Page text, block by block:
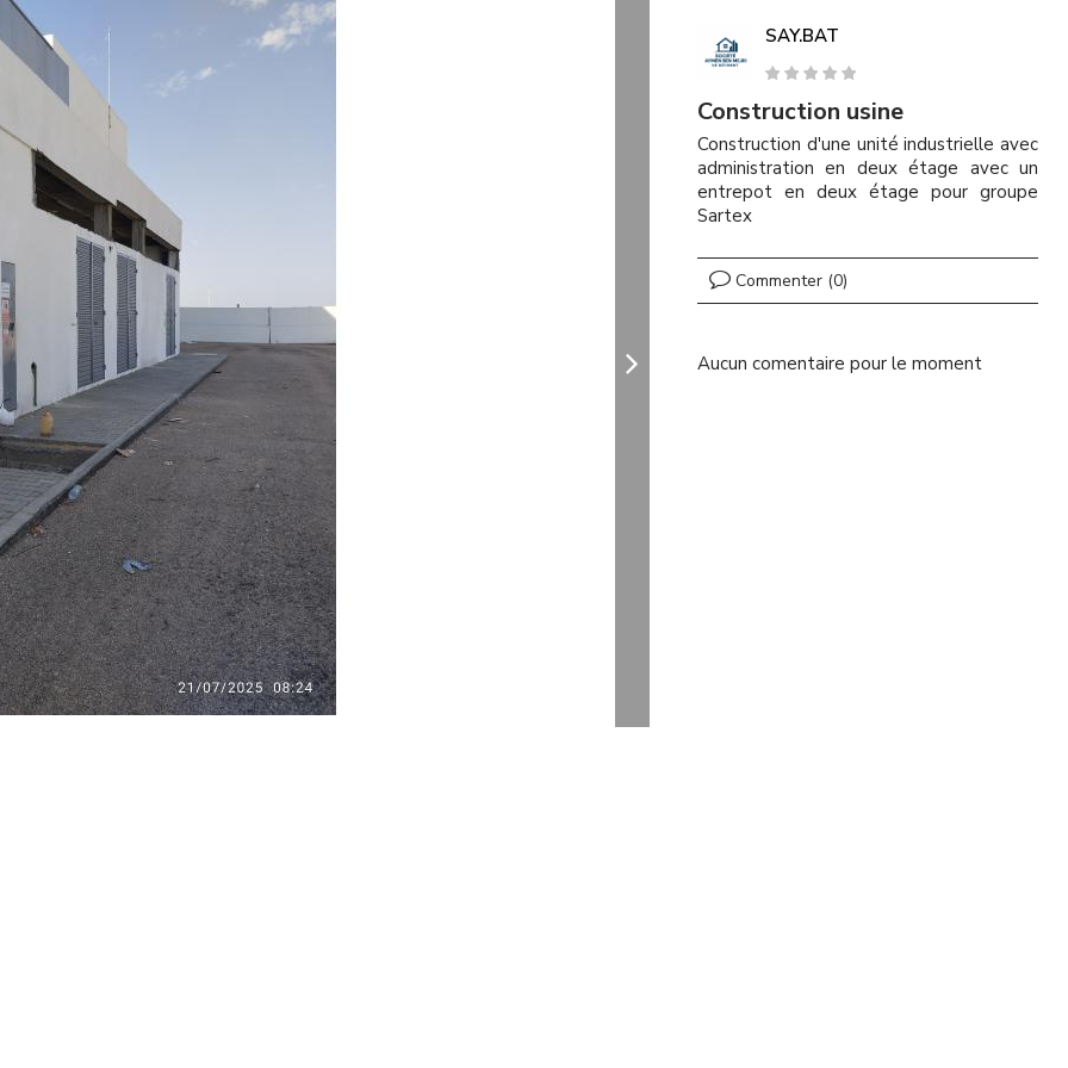
SAY.BAT
Construction usine
Construction d'une unité industrielle avec
administration en deux étage avec un
entrepot en deux étage pour groupe
Sartex
Commenter (0)
Aucun comentaire pour le moment